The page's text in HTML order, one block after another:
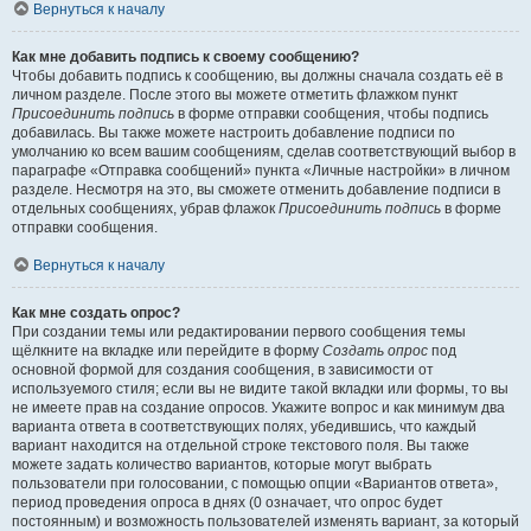
Вернуться к началу
Как мне добавить подпись к своему сообщению?
Чтобы добавить подпись к сообщению, вы должны сначала создать её в
личном разделе. После этого вы можете отметить флажком пункт
Присоединить подпись в форме отправки сообщения, чтобы подпись
добавилась. Вы также можете настроить добавление подписи по
умолчанию ко всем вашим сообщениям, сделав соответствующий выбор в
параграфе «Отправка сообщений» пункта «Личные настройки» в личном
разделе. Несмотря на это, вы сможете отменить добавление подписи в
отдельных сообщениях, убрав флажок Присоединить подпись в форме
отправки сообщения.
Вернуться к началу
Как мне создать опрос?
При создании темы или редактировании первого сообщения темы
щёлкните на вкладке или перейдите в форму Создать опрос под
основной формой для создания сообщения, в зависимости от
используемого стиля; если вы не видите такой вкладки или формы, то вы
не имеете прав на создание опросов. Укажите вопрос и как минимум два
варианта ответа в соответствующих полях, убедившись, что каждый
вариант находится на отдельной строке текстового поля. Вы также
можете задать количество вариантов, которые могут выбрать
пользователи при голосовании, с помощью опции «Вариантов ответа»,
период проведения опроса в днях (0 означает, что опрос будет
постоянным) и возможность пользователей изменять вариант, за который